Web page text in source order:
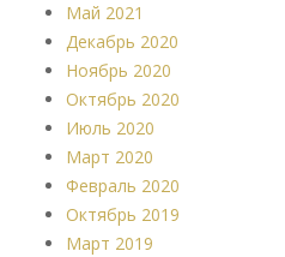
Май 2021
Декабрь 2020
Ноябрь 2020
Октябрь 2020
Июль 2020
Март 2020
Февраль 2020
Октябрь 2019
Март 2019